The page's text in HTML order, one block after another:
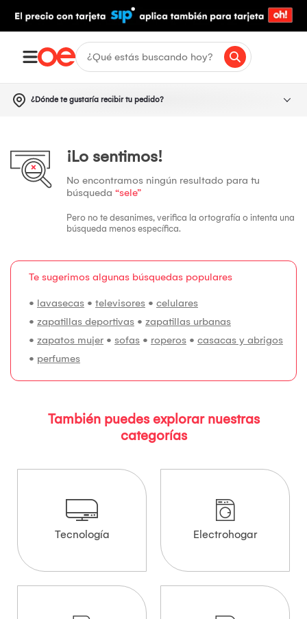
¿Dónde te gustaría recibir tu pedido?
¡Lo sentimos!
No encontramos ningún resultado para tu
búsqueda “sele”
Pero no te desanimes, verifica la ortografía o intenta una
búsqueda menos específica.
Te sugerimos algunas búsquedas populares
• lavasecas • televisores • celulares
• zapatillas deportivas • zapatillas urbanas
• zapatos mujer • sofas • roperos • casacas y abrigos
• perfumes
También puedes explorar nuestras
categorías
Tecnología Electrohogar